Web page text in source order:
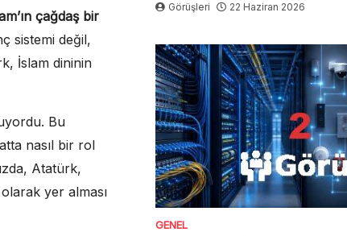
çağdaş bir
sistemi değil,
İslam dininin
Bu
nasıl bir rol
Atatürk,
yer alması
Görüşleri 22 Haziran 2026
GENEL